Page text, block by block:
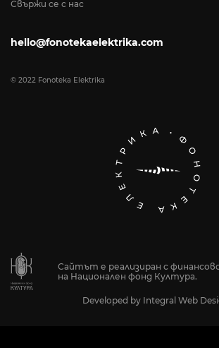
Свържи се с нас
hello@fonotekaelektrika.com
© 2022 Fonoteka Elektrika
Сайтът е реализиран с
на Национален фонд Култура.
Developed by Integral Web